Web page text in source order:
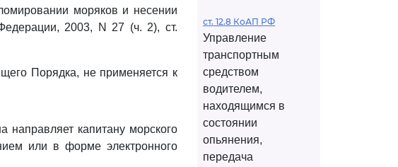
моряков и несении
2003, N 27 (ч. 2), ст.
Порядка, не применяется к
капитану морского
или в форме электронного
ст. 12.8 КоАП РФ
Управление
транспортным
средством
водителем,
находящимся в
состоянии
опьянения,
передача